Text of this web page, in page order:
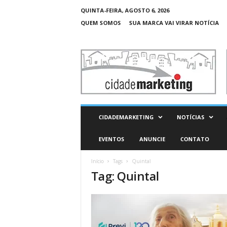
QUINTA-FEIRA, AGOSTO 6, 2026
QUEM SOMOS
SUA MARCA VAI VIRAR NOTÍCIA
C
d
CIDADEMARKETING NOTÍCIAS
EVENTOS ANUNCIE CONTATO
Início Tags Quintal
Tag: Quintal